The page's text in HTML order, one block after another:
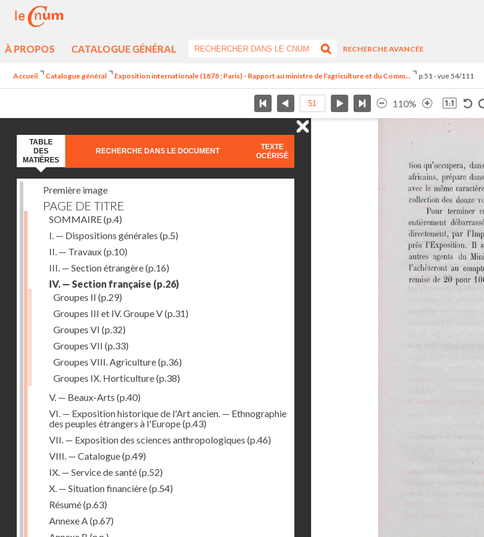
À PROPOS CATALOGUE GÉNÉRAL
RECHERCHE AVANCÉE
Accueil Catalogue général Exposition internationale (1878 ; Paris) - Rapport au ministre de l'agriculture et du Comm... p.51 - vue 54/111
110%
TABLE
DES
MATIÈRES
RECHERCHE DANS LE DOCUMENT
TEXTE
OCÉRISÉ
Première image
PAGE DE TITRE
SOMMAIRE(p.4)
I. — Dispositions générales (p.5)
II. — Travaux(p.10)
III. — Section étrangère(p.16)
IV. — Section française (p.26)
Groupes II (p.29)
Groupes III et IV. Groupe V(p.31)
Groupes VI (p.32)
Groupes VII (p.33)
Groupes VIII. Agriculture(p.36)
Groupes IX. Horticulture(p.38)
V. — Beaux-Arts (p.40)
VI. — Exposition historique de l'Art ancien. — Ethnographie
des peuples étrangers à l'Europe(p.43)
VII. — Exposition des sciences anthropologiques (p.46)
VIII. — Catalogue(p.49)
IX. — Service de santé(p.52)
X. — Situation financière(p.54)
Résumé(p.63)
Annexe A(p.67)